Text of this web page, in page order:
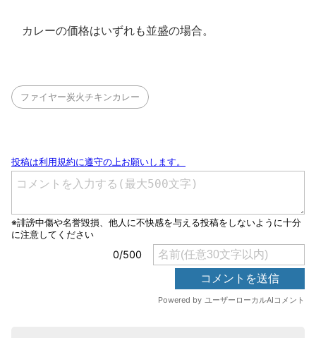
カレーの価格はいずれも並盛の場合。
ファイヤー炭火チキンカレー